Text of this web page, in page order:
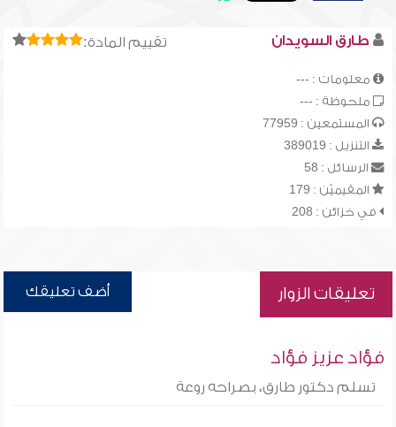
تقييم المادة: طارق السويدان
معلومات : ---
ملحوظة : ---
المستمعين : 77959
التنزيل : 389019
الرسائل : 58
المقيميّن : 179
في خزائن : 208
تعليقات الزوار أضف تعليقك
فؤاد عزيز فؤاد
تسلم دكتور طارق، بصراحه روعة